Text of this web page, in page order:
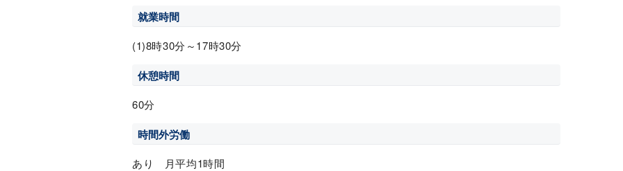
就業時間
(1)8時30分～17時30分
休憩時間
60分
時間外労働
あり 月平均1時間